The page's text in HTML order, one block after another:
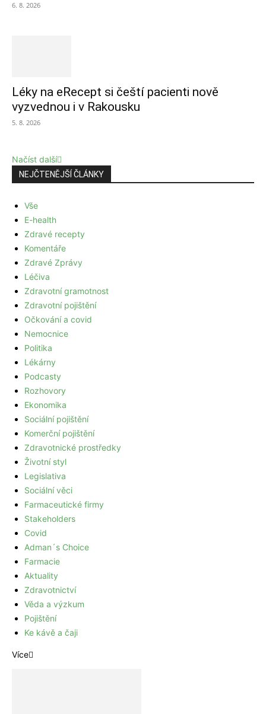
6. 8. 2026
Léky na eRecept si čeští pacienti nově
vyzvednou i v Rakousku
5. 8. 2026
Načíst další
NEJČTENĚJŠÍ ČLÁNKY
Vše
E-health
Zdravé recepty
Komentáře
Zdravé Zprávy
Léčiva
Zdravotní gramotnost
Zdravotní pojištění
Očkování a covid
Nemocnice
Politika
Lékárny
Podcasty
Rozhovory
Ekonomika
Sociální pojištění
Komerční pojištění
Zdravotnické prostředky
Životní styl
Legislativa
Sociální věci
Farmaceutické firmy
Stakeholders
Covid
Adman´s Choice
Farmacie
Aktuality
Zdravotnictví
Věda a výzkum
Pojištění
Ke kávě a čaji
Více